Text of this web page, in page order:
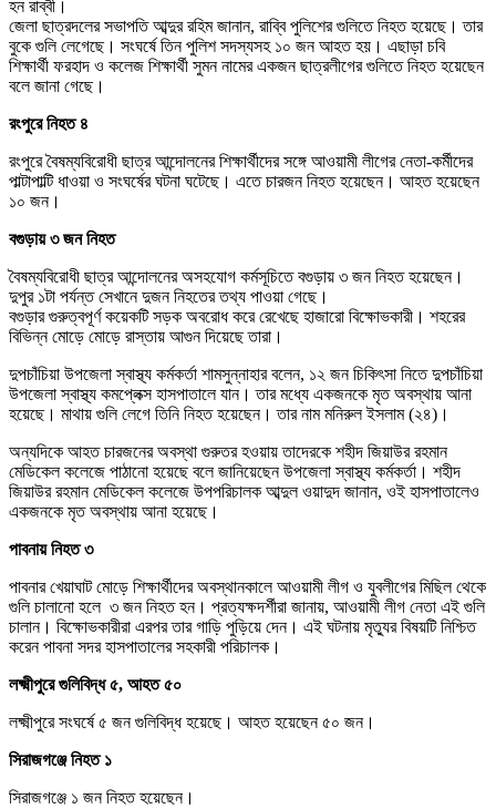
হন রাব্বী।
জেলা ছাত্রদলের সভাপতি আব্দুর রহিম জানান, রাব্বি পুলিশের গুলিতে নিহত হয়েছে। তার
বুকে গুলি লেগেছে। সংঘর্ষে তিন পুলিশ সদস্যসহ ১০ জন আহত হয়। এছাড়া চবি
শিক্ষার্থী ফরহাদ ও কলেজ শিক্ষার্থী সুমন নামের একজন ছাত্রলীগের গুলিতে নিহত হয়েছেন
বলে জানা গেছে।
রংপুরে নিহত ৪
রংপুরে বৈষম্যবিরোধী ছাত্র আন্দোলনের শিক্ষার্থীদের সঙ্গে আওয়ামী লীগের নেতা-কর্মীদের
পাল্টাপাল্টি ধাওয়া ও সংঘর্ষের ঘটনা ঘটেছে। এতে চারজন নিহত হয়েছেন। আহত হয়েছেন
১০ জন।
বগুড়ায় ৩ জন নিহত
বৈষম্যবিরোধী ছাত্র আন্দোলনের অসহযোগ কর্মসূচিতে বগুড়ায় ৩ জন নিহত হয়েছেন।
দুপুর ১টা পর্যন্ত সেখানে দুজন নিহতের তথ্য পাওয়া গেছে।
বগুড়ার গুরুত্বপূর্ণ কয়েকটি সড়ক অবরোধ করে রেখেছে হাজারো বিক্ষোভকারী। শহরের
বিভিন্ন মোড়ে মোড়ে রাস্তায় আগুন দিয়েছে তারা।
দুপচাঁচিয়া উপজেলা স্বাস্থ্য কর্মকর্তা শামসুন্নাহার বলেন, ১২ জন চিকিৎসা নিতে দুপচাঁচিয়া
উপজেলা স্বাস্থ্য কমপ্লেক্স হাসপাতালে যান। তার মধ্যে একজনকে মৃত অবস্থায় আনা
হয়েছে। মাথায় গুলি লেগে তিনি নিহত হয়েছেন। তার নাম মনিরুল ইসলাম (২৪)।
অন্যদিকে আহত চারজনের অবস্থা গুরুতর হওয়ায় তাদেরকে শহীদ জিয়াউর রহমান
মেডিকেল কলেজে পাঠানো হয়েছে বলে জানিয়েছেন উপজেলা স্বাস্থ্য কর্মকর্তা। শহীদ
জিয়াউর রহমান মেডিকেল কলেজে উপপরিচালক আব্দুল ওয়াদুদ জানান, ওই হাসপাতালেও
একজনকে মৃত অবস্থায় আনা হয়েছে।
পাবনায় নিহত ৩
পাবনার খেয়াঘাট মোড়ে শিক্ষার্থীদের অবস্থানকালে আওয়ামী লীগ ও যুবলীগের মিছিল থেকে
গুলি চালানো হলে ৩ জন নিহত হন। প্রত্যক্ষদর্শীরা জানায়, আওয়ামী লীগ নেতা এই গুলি
চালান। বিক্ষোভকারীরা এরপর তার গাড়ি পুড়িয়ে দেন। এই ঘটনায় মৃত্যুর বিষয়টি নিশ্চিত
করেন পাবনা সদর হাসপাতালের সহকারী পরিচালক।
লক্ষ্মীপুরে গুলিবিদ্ধ ৫, আহত ৫০
লক্ষ্মীপুরে সংঘর্ষে ৫ জন গুলিবিদ্ধ হয়েছে। আহত হয়েছেন ৫০ জন।
সিরাজগঞ্জে নিহত ১
সিরাজগঞ্জে ১ জন নিহত হয়েছেন।